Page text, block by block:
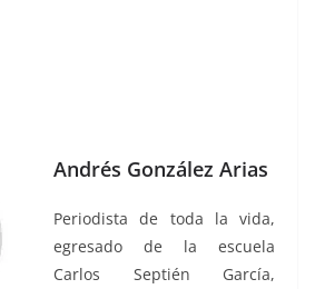
Andrés González Arias
Periodista de toda la vida,
egresado de la escuela
Carlos Septién García,